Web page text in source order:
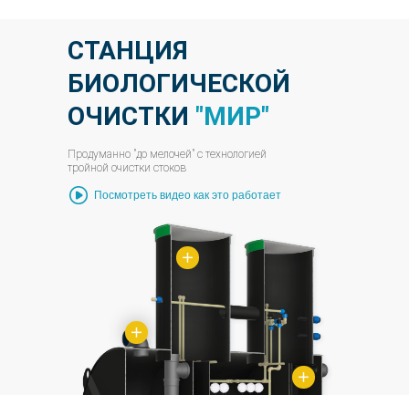
СТАНЦИЯ
БИОЛОГИЧЕСКОЙ
ОЧИСТКИ "МИР"
Продуманно "до мелочей" с технологией
тройной очистки стоков
Посмотреть видео как это работает